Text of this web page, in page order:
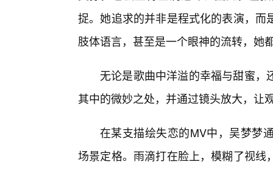
捉。她追求的并非是程式化的表演，
肢体语言，甚至是一个眼神的流转，她
无论是歌曲中洋溢的幸福与甜蜜
其中的微妙之处，并通过镜头放大，让
在某支描绘失恋的MV中，吴梦梦
场景定格。雨滴打在脸上，模糊了视